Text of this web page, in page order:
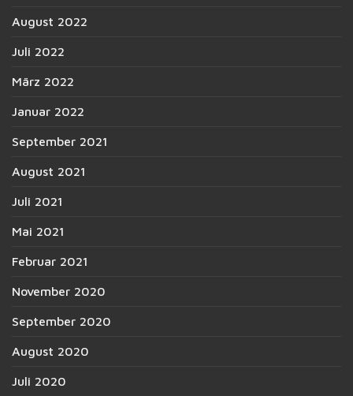
August 2022
Juli 2022
März 2022
Januar 2022
September 2021
August 2021
Juli 2021
Mai 2021
Februar 2021
November 2020
September 2020
August 2020
Juli 2020